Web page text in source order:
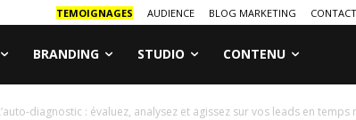
TEMOIGNAGES AUDIENCE BLOG MARKETING
BRANDING STUDIO CONTENU
diagnostic : évaluez, analysez et agissez sur vos leads en temps